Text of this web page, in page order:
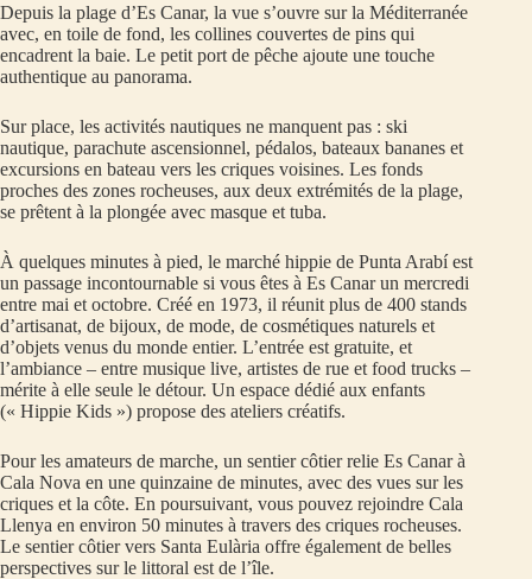
Depuis la plage d’Es Canar, la vue s’ouvre sur la Méditerranée
avec, en toile de fond, les collines couvertes de pins qui
encadrent la baie. Le petit port de pêche ajoute une touche
authentique au panorama.
Sur place, les activités nautiques ne manquent pas : ski
nautique, parachute ascensionnel, pédalos, bateaux bananes et
excursions en bateau vers les criques voisines. Les fonds
proches des zones rocheuses, aux deux extrémités de la plage,
se prêtent à la plongée avec masque et tuba.
À quelques minutes à pied, le marché hippie de Punta Arabí est
un passage incontournable si vous êtes à Es Canar un mercredi
entre mai et octobre. Créé en 1973, il réunit plus de 400 stands
d’artisanat, de bijoux, de mode, de cosmétiques naturels et
d’objets venus du monde entier. L’entrée est gratuite, et
l’ambiance – entre musique live, artistes de rue et food trucks –
mérite à elle seule le détour. Un espace dédié aux enfants
(« Hippie Kids ») propose des ateliers créatifs.
Pour les amateurs de marche, un sentier côtier relie Es Canar à
Cala Nova en une quinzaine de minutes, avec des vues sur les
criques et la côte. En poursuivant, vous pouvez rejoindre Cala
Llenya en environ 50 minutes à travers des criques rocheuses.
Le sentier côtier vers Santa Eulària offre également de belles
perspectives sur le littoral est de l’île.